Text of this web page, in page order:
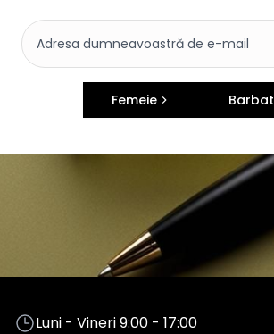
Femeie Barbat
Luni - Vineri 9:00 - 17:00